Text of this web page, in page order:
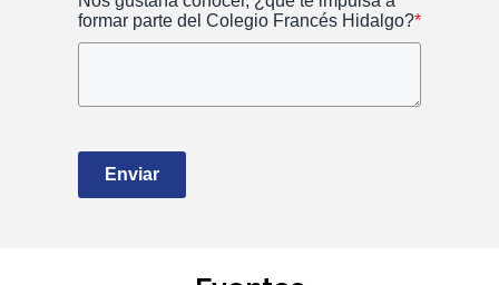
formar parte del Colegio Francés Hidalgo?*
Enviar